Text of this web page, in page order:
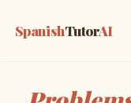
SpanishTutorAI